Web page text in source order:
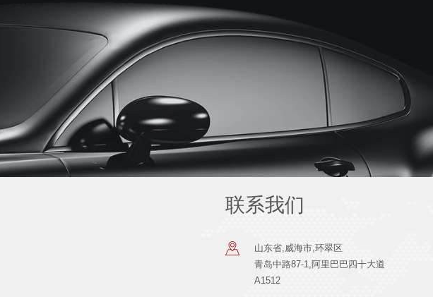
联系我们
山东省,威海市,环翠区
青岛中路87-1,阿里巴巴四十大道
A1512